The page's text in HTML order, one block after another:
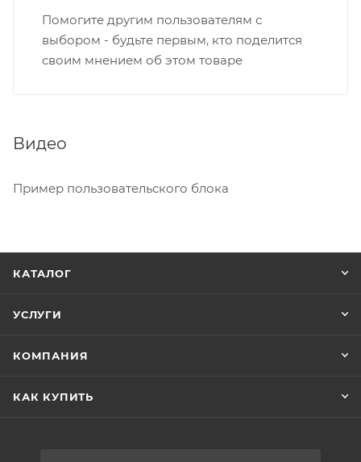
Помогите другим пользователям с
выбором - будьте первым, кто поделится
своим мнением об этом товаре
Видео
Пример пользовательского блока
КАТАЛОГ
УСЛУГИ
КОМПАНИЯ
КАК КУПИТЬ